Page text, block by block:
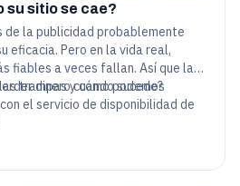
su sitio se cae?
de la publicidad probablemente
eficacia. Pero en la vida real,
fiables a veces fallan. Así que la
dinero cuando sucede?
trampas y cómo podemos
el servicio de disponibilidad de